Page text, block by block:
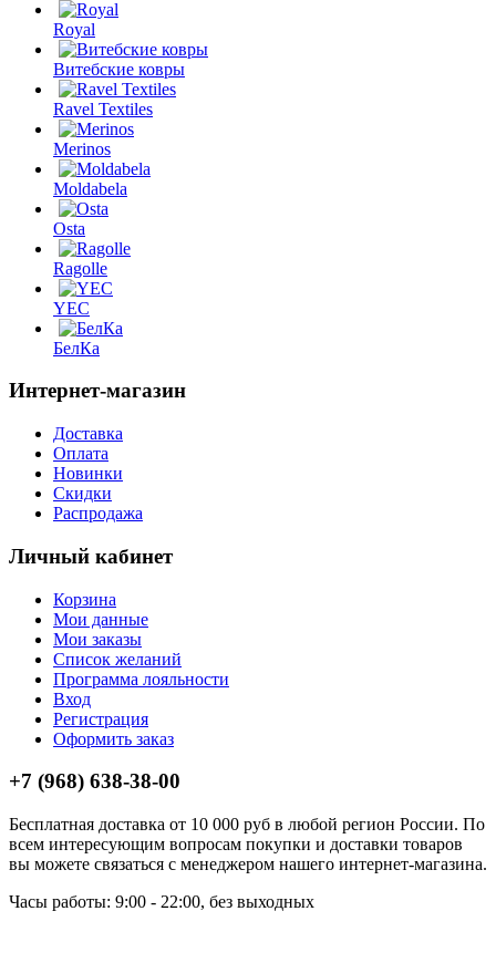
Royal
Витебские ковры
Ravel Textiles
Merinos
Moldabela
Osta
Ragolle
YEC
БелКа
Интернет-магазин
Доставка
Оплата
Новинки
Скидки
Распродажа
Личный кабинет
Корзина
Мои данные
Мои заказы
Список желаний
Программа лояльности
Вход
Регистрация
Оформить заказ
+7 (968) 638-38-00
Бесплатная доставка от 10 000 руб в любой регион России. По
всем интересующим вопросам покупки и доставки товаров
вы можете связаться с менеджером нашего интернет-магазина.
Часы работы: 9:00 - 22:00, без выходных